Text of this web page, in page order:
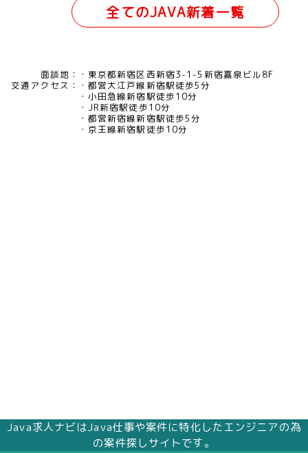
全てのJAVA新着一覧
面談地：
東京都新宿区西新宿3-1-5新宿嘉泉ビル8F
交通アクセス：
都営大江戸線新宿駅徒歩5分
小田急線新宿駅徒歩10分
JR新宿駅徒歩10分
都営新宿線新宿駅徒歩5分
京王線新宿駅徒歩10分
Java求人ナビはJava仕事や案件に特化したエンジニアの為
の案件探しサイトです。